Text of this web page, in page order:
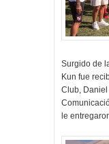
Surgido de
Kun fue
Club,
le